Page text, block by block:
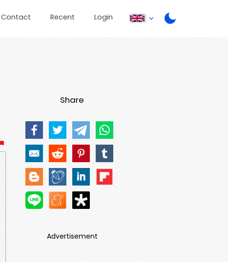
Contact Recent Login
Share
Advertisement